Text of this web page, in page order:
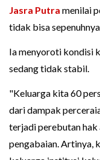
Jasra Putra menilai
tidak bisa
Ia menyoroti kondisi
sedang tidak stabil.
"Keluarga kita 60
dari dampak
terjadi perebutan hak
pengabaian. Artinya,